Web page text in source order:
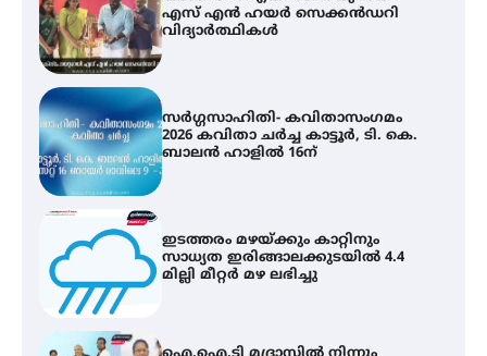
എസ് എൻ ഹയർ സെക്കൻഡറി
വിദ്യാർത്ഥികൾ
സർഗ്ഗസാഹിതി- കവിതാസംഗമം
2026 കവിതാ ചർച്ച കാട്ടൂർ, ടി. കെ.
ബാലൻ ഹാളിൽ 16ന്
ഇടത്തരം മഴയ്ക്കും കാറ്റിനും
സാധ്യത ഇരിങ്ങാലക്കുടയിൽ 4.4
മില്ലി മീറ്റർ മഴ ലഭിച്ചു